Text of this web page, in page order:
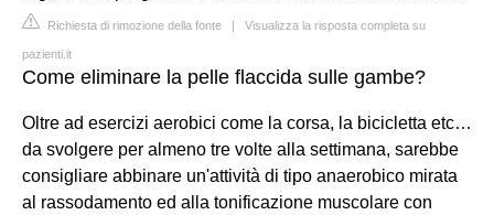
Richiesta di rimozione della fonte | Visualizza la risposta completa su
pazienti.it
Come eliminare la pelle flaccida sulle gambe?
Oltre ad esercizi aerobici come la corsa, la bicicletta etc…
da svolgere per almeno tre volte alla settimana, sarebbe
consigliare abbinare un'attività di tipo anaerobico mirata
al rassodamento ed alla tonificazione muscolare con